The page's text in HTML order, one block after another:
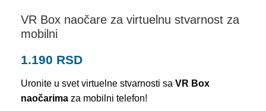
VR Box naočare za virtuelnu stvarnost za
mobilni
1.190 RSD
Uronite u svet virtuelne stvarnosti sa VR Box
naočarima za mobilni telefon!